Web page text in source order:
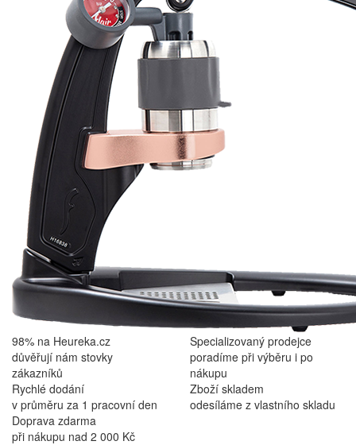
98% na Heureka.cz
důvěřují nám stovky
zákazníků
Specializovaný prodejce
poradíme při výběru i po
nákupu
Rychlé dodání
v průměru za 1 pracovní den
Zboží skladem
odesíláme z vlastního skladu
Doprava zdarma
při nákupu nad 2 000 Kč